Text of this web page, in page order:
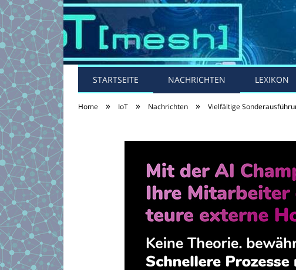
STARTSEITE NACHRICHTEN LEXIKON
Home » IoT » Nachrichten » Vielfältige